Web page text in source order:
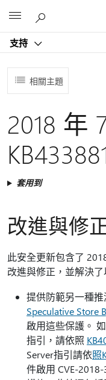
支持
相關主題
2018 年
套用到
改進與修
此安全更新包含了
改進與修正，並解決了
提供防範另一種
Speculative Store
啟用這些保護。
指引，請依照
Server指引請依照
件啟用 CVE-